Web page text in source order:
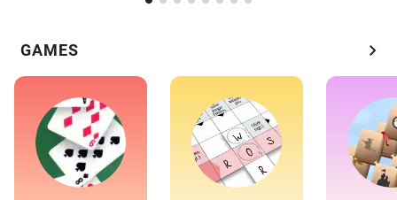
GAMES chevron_right